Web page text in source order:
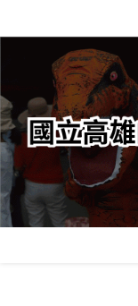
轉
要
內
容